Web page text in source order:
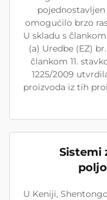
omogućilo brzo
U skladu s
(a) Uredbe (EZ)
člankom 11.
1225/2009
proizvoda iz tih
Sistemi
U Keniji,